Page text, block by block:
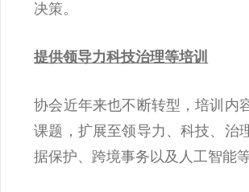
决策。
提供领导力科技治理等培训
协会近年来也不断转型，培训内
课题，扩展至领导力、科技、治
据保护、跨境事务以及人工智能等